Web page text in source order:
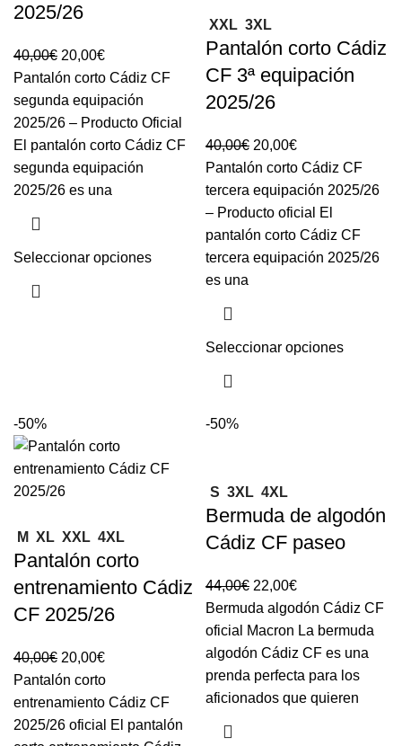
2025/26
40,00€ 20,00€
Pantalón corto Cádiz CF
segunda equipación
2025/26 – Producto Oficial
El pantalón corto Cádiz CF
segunda equipación
2025/26 es una
Seleccionar opciones
XXL 3XL
Pantalón corto Cádiz
CF 3ª equipación
2025/26
40,00€ 20,00€
Pantalón corto Cádiz CF
tercera equipación 2025/26
– Producto oficial El
pantalón corto Cádiz CF
tercera equipación 2025/26
es una
Seleccionar opciones
-50%
M XL XXL 4XL
Pantalón corto
entrenamiento Cádiz
CF 2025/26
40,00€ 20,00€
Pantalón corto
entrenamiento Cádiz CF
2025/26 oficial El pantalón
-50%
S 3XL 4XL
Bermuda de algodón
Cádiz CF paseo
44,00€ 22,00€
Bermuda algodón Cádiz CF
oficial Macron La bermuda
algodón Cádiz CF es una
prenda perfecta para los
aficionados que quieren